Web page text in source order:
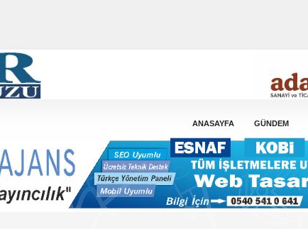
ANASAYFA GÜNDEM